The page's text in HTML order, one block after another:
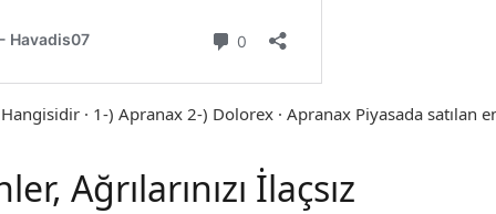
· 1-) Apranax 2-) Dolorex · Apranax Piyasada satılan
Ağrılarınızı İlaçsız